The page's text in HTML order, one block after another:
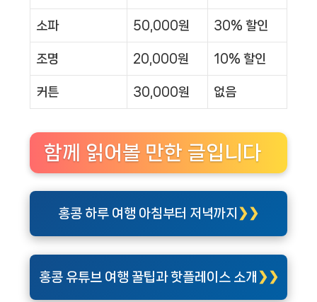
소파 50,000원 30% 할인
조명 20,000원 10% 할인
커튼 30,000원 없음
함께 읽어볼 만한 글입니다
홍콩 하루 여행 아침부터 저녁까지
홍콩 유튜브 여행 꿀팁과 핫플레이스 소개